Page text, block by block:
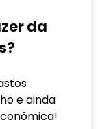
da
e ainda